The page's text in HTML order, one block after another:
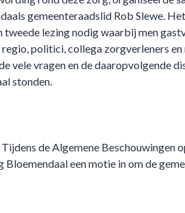
gemeenteraadslid Rob Slewe.
lezing nodig waarbij men
politici, collega zorgverleners
vele vragen en de daaropvolgende
stonden.
de Algemene Beschouwingen
een motie in om de